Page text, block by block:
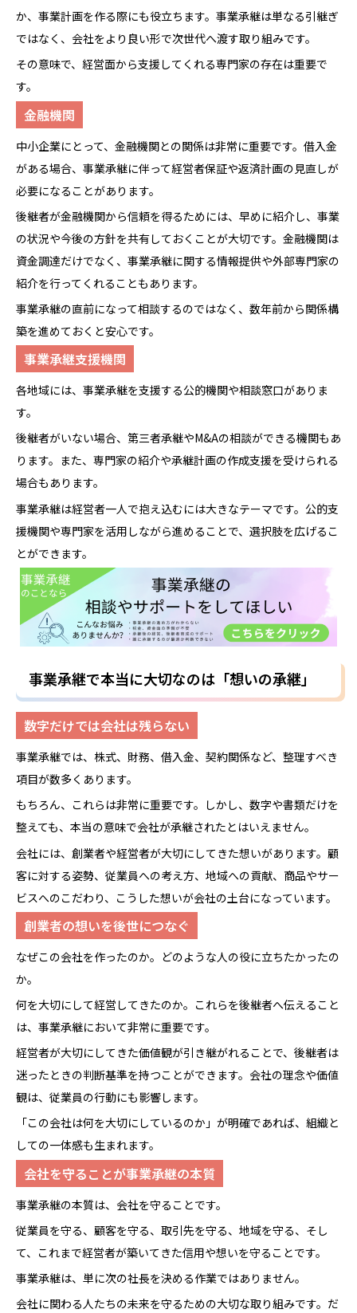
か、事業計画を作る際にも役立ちます。事業承継は単なる引継ぎ
ではなく、会社をより良い形で次世代へ渡す取り組みです。
その意味で、経営面から支援してくれる専門家の存在は重要で
す。
金融機関
中小企業にとって、金融機関との関係は非常に重要です。借入金
がある場合、事業承継に伴って経営者保証や返済計画の見直しが
必要になることがあります。
後継者が金融機関から信頼を得るためには、早めに紹介し、事業
の状況や今後の方針を共有しておくことが大切です。金融機関は
資金調達だけでなく、事業承継に関する情報提供や外部専門家の
紹介を行ってくれることもあります。
事業承継の直前になって相談するのではなく、数年前から関係構
築を進めておくと安心です。
事業承継支援機関
各地域には、事業承継を支援する公的機関や相談窓口がありま
す。
後継者がいない場合、第三者承継やM&Aの相談ができる機関もあ
ります。また、専門家の紹介や承継計画の作成支援を受けられる
場合もあります。
事業承継は経営者一人で抱え込むには大きなテーマです。公的支
援機関や専門家を活用しながら進めることで、選択肢を広げるこ
とができます。
事業承継で本当に大切なのは「想いの承継」
数字だけでは会社は残らない
事業承継では、株式、財務、借入金、契約関係など、整理すべき
項目が数多くあります。
もちろん、これらは非常に重要です。しかし、数字や書類だけを
整えても、本当の意味で会社が承継されたとはいえません。
会社には、創業者や経営者が大切にしてきた想いがあります。顧
客に対する姿勢、従業員への考え方、地域への貢献、商品やサー
ビスへのこだわり、こうした想いが会社の土台になっています。
創業者の想いを後世につなぐ
なぜこの会社を作ったのか。どのような人の役に立ちたかったの
か。
何を大切にして経営してきたのか。これらを後継者へ伝えること
は、事業承継において非常に重要です。
経営者が大切にしてきた価値観が引き継がれることで、後継者は
迷ったときの判断基準を持つことができます。会社の理念や価値
観は、従業員の行動にも影響します。
「この会社は何を大切にしているのか」が明確であれば、組織と
しての一体感も生まれます。
会社を守ることが事業承継の本質
事業承継の本質は、会社を守ることです。
従業員を守る、顧客を守る、取引先を守る、地域を守る、そし
て、これまで経営者が築いてきた信用や想いを守ることです。
事業承継は、単に次の社長を決める作業ではありません。
会社に関わる人たちの未来を守るための大切な取り組みです。だ